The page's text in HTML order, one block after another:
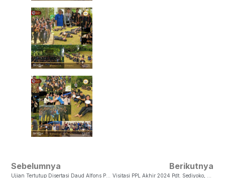
Sebelumnya Berikutnya